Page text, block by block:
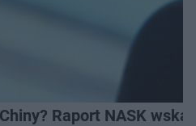
Raport NASK